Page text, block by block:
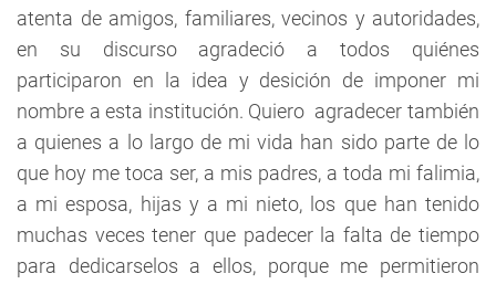
atenta de amigos, familiares, vecinos y autoridades,
en su discurso agradeció a todos quiénes
participaron en la idea y desición de imponer mi
nombre a esta institución. Quiero agradecer también
a quienes a lo largo de mi vida han sido parte de lo
que hoy me toca ser, a mis padres, a toda mi falimia,
a mi esposa, hijas y a mi nieto, los que han tenido
muchas veces tener que padecer la falta de tiempo
para dedicarselos a ellos, porque me permitieron